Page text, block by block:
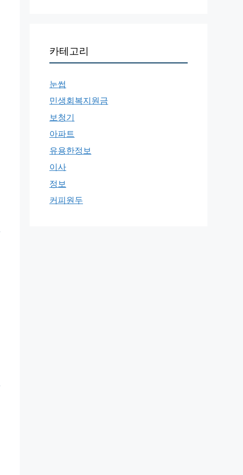
카테고리
눈썹
민생회복지원금
보청기
아파트
유용한정보
이사
정보
커피원두